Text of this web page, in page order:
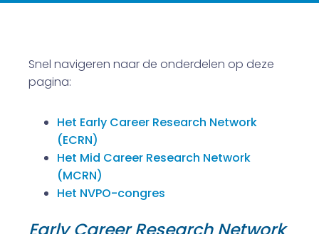
Snel navigeren naar de onderdelen op deze
pagina:
Het Early Career Research Network
(ECRN)
Het Mid Career Research Network
(MCRN)
Het NVPO-congres
Early Career Research Network